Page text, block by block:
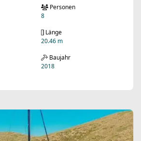
Personen
8
Länge
20.46 m
Baujahr
2018